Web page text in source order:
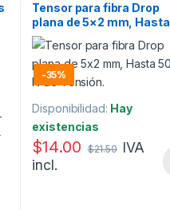
Tensor para fibra Drop
plana de 5×2 mm, Hasta
500 N de Tensión.
-35%
Disponibilidad: Hay
existencias
$14.00 $21.50 IVA
incl.